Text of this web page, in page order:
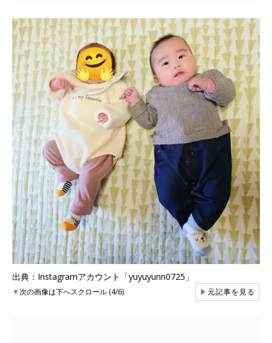
出典：Instagramアカウント「yuyuyunn0725」
▼次の画像は下へスクロール (4/6) ▶元記事を見る